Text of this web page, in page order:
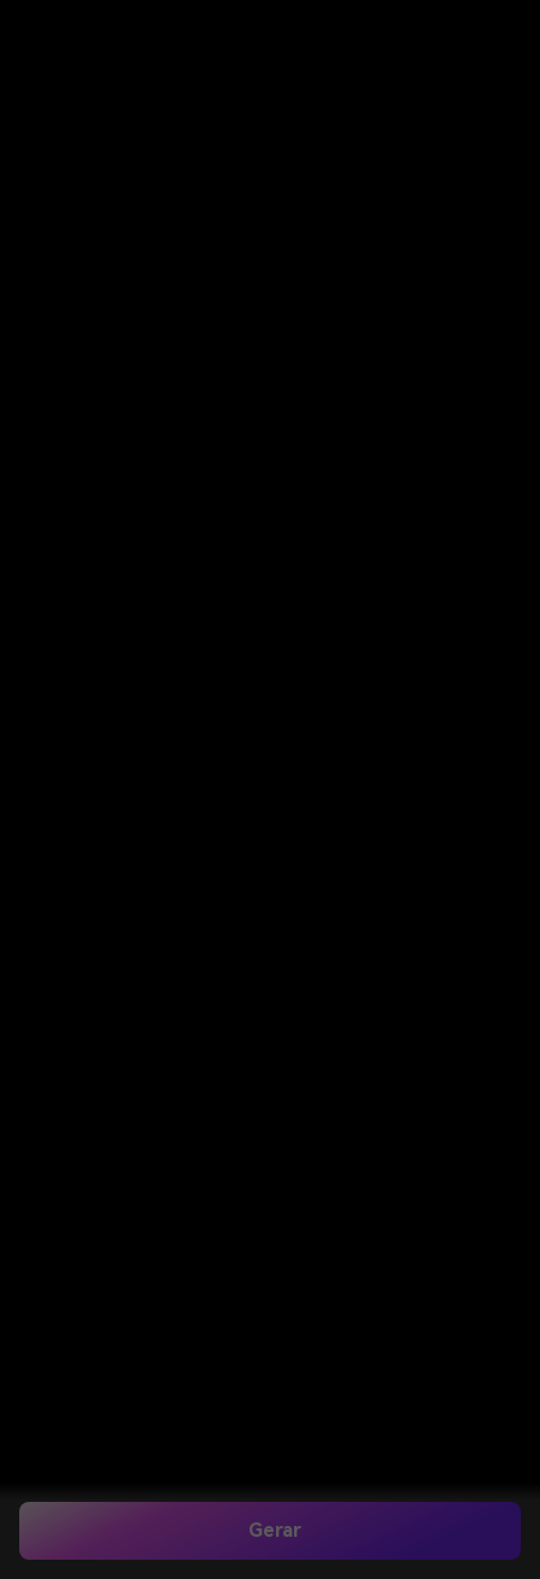
Gerar